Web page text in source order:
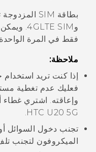
و4G
LTE
فقط في المرة
ملاحظة:
إذا كنت تريد
فعليك عدم تغطية
وإعاقته. اشتري
HTC U20 5G
.
تجنب دخول السوائل أو
الميكروفون لتجنب